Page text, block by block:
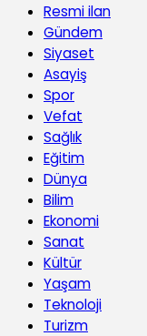
Resmi ilan
Gündem
Siyaset
Asayiş
Spor
Vefat
Sağlık
Eğitim
Dünya
Bilim
Ekonomi
Sanat
Kültür
Yaşam
Teknoloji
Turizm